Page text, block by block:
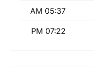
05:37 AM
07:22 PM